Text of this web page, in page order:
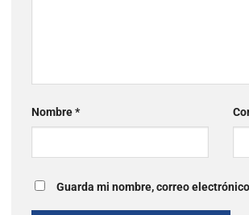
Nombre*
Guarda mi nombre, correo